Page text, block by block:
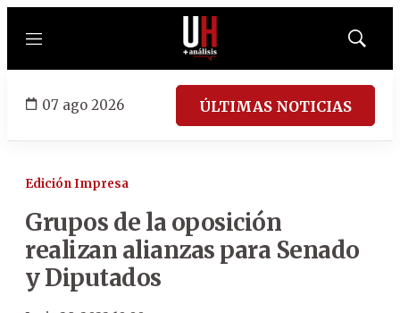
Menú
Mostrar
07 ago 2026 ÚLTIMAS NOTICIAS
Edición Impresa
Grupos de la oposición
realizan alianzas para Senado
y Diputados